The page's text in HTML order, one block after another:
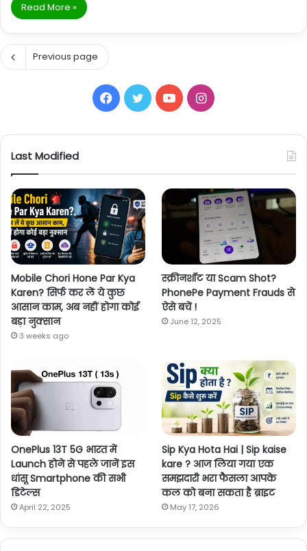
Read More »
Previous page
Facebook
TwitterYouTubeInstagram
Last Modified
Mobile Chori Hone Par Kya
Karen? सिर्फ कर लें ये कुछ
आसान काम, अब नहीं होगा कोई
बड़ा नुक्सान
3 weeks ago
स्क्रीनशॉट या Scam Shot?
PhonePe Payment Frauds से
ऐसे बचें !
June 12, 2025
OnePlus 13T 5G भारत में
Launch होने से पहले जानें इस
धांसू Smartphone की सभी
डिटेल्स
April 22, 2025
Sip Kya Hota Hai | Sip kaise
kare ? आज लिया गया एक
समझदारी भरा फैसला आपके
कल को बना सकता है ब्राइट
May 17, 2026